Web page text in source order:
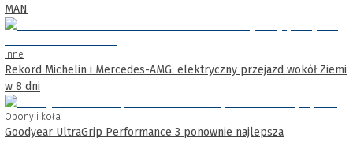
MAN
Inne
Rekord Michelin i Mercedes-AMG: elektryczny przejazd wokół Ziemi
w 8 dni
Opony i koła
Goodyear UltraGrip Performance 3 ponownie najlepsza